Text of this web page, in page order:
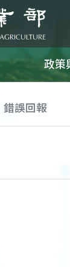
部
政策
錯誤回報